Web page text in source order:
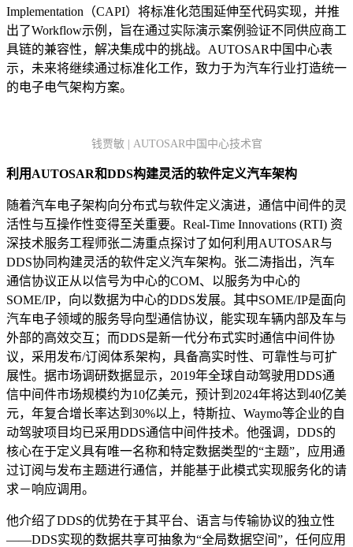
Implementation（CAPI）将标准化范围延伸至代码实现，并推
出了Workflow示例，旨在通过实际演示案例验证不同供应商工
具链的兼容性，解决集成中的挑战。AUTOSAR中国中心表
示，未来将继续通过标准化工作，致力于为汽车行业打造统一
的电子电气架构方案。
钱贾敏 | AUTOSAR中国中心技术官
利用AUTOSAR和DDS构建灵活的软件定义汽车架构
随着汽车电子架构向分布式与软件定义演进，通信中间件的灵
活性与互操作性变得至关重要。Real-Time Innovations (RTI) 资
深技术服务工程师张二涛重点探讨了如何利用AUTOSAR与
DDS协同构建灵活的软件定义汽车架构。张二涛指出，汽车
通信协议正从以信号为中心的COM、以服务为中心的
SOME/IP，向以数据为中心的DDS发展。其中SOME/IP是面向
汽车电子领域的服务导向型通信协议，能实现车辆内部及车与
外部的高效交互；而DDS是新一代分布式实时通信中间件协
议，采用发布/订阅体系架构，具备高实时性、可靠性与可扩
展性。据市场调研数据显示，2019年全球自动驾驶用DDS通
信中间件市场规模约为10亿美元，预计到2024年将达到40亿美
元，年复合增长率达到30%以上，特斯拉、Waymo等企业的自
动驾驶项目均已采用DDS通信中间件技术。他强调，DDS的
核心在于定义具有唯一名称和特定数据类型的“主题”，应用通
过订阅与发布主题进行通信，并能基于此模式实现服务化的请
求－响应调用。
他介绍了DDS的优势在于其平台、语言与传输协议的独立性
——DDS实现的数据共享可抽象为“全局数据空间”，任何应用